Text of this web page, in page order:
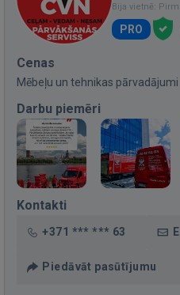
Bija vietnē:
PRO
Cenas
Mēbeļu un tehnikas pārvadājumi
Darbu piemēri
Kontakti
+371 *** *** 63
Piedāvāt pasūtījumu